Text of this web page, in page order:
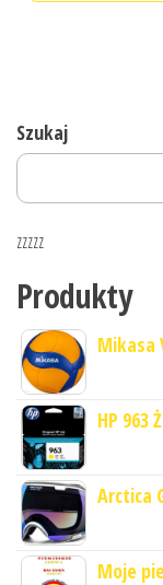
Szukaj
zzzzz
Produkty
Mikasa
HP 963
Arctica
Moje